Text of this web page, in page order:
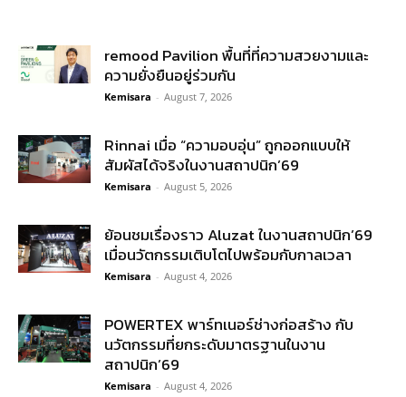
remood Pavilion พื้นที่ที่ความสวยงามและ
ความยั่งยืนอยู่ร่วมกัน
Kemisara - August 7, 2026
Rinnai เมื่อ “ความอบอุ่น” ถูกออกแบบให้
สัมผัสได้จริงในงานสถาปนิก’69
Kemisara - August 5, 2026
ย้อนชมเรื่องราว Aluzat ในงานสถาปนิก’69
เมื่อนวัตกรรมเติบโตไปพร้อมกับกาลเวลา
Kemisara - August 4, 2026
POWERTEX พาร์ทเนอร์ช่างก่อสร้าง กับ
นวัตกรรมที่ยกระดับมาตรฐานในงาน
สถาปนิก’69
Kemisara - August 4, 2026